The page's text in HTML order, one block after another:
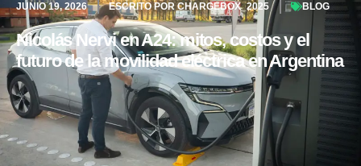
JUNIO 19, 2026 ESCRITO PORCHARGEBOX_2025 BLOG
Nicolás Nervi en A24: mitos, costos y el
futuro de la movilidad eléctrica en Argentina